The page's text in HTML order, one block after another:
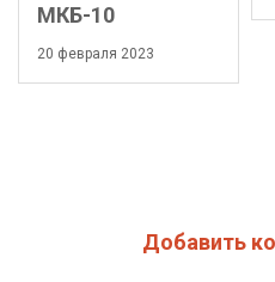
МКБ-10
20 февраля 2023
Добавить